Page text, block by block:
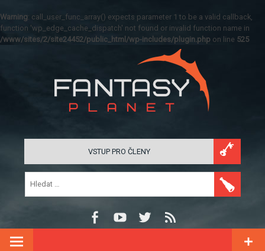
Warning: call_user_func_array() expects parameter 1 to be a valid callback,
function 'wp_edge_cache_dispatch' not found or invalid function name in
/www/sites/2/site24452/public_html/wp-includes/plugin.php on line 525
VSTUP PRO ČLENY